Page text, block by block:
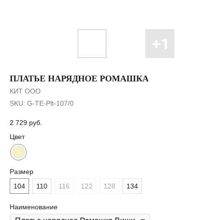
ПЛАТЬЕ НАРЯДНОЕ РОМАШКА
КИТ ООО
SKU: G-TE-Plt-107/0
2 729 руб.
Цвет
Размер
104
110 116 122 128 134
Наименование